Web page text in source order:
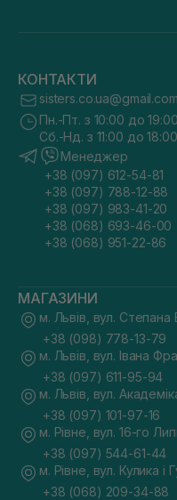
КОНТАКТИ
sisters.co.ua@gmail.com
Пн.-Пт. з 10:00 до 19:00
Сб.-Нд. з 11:00 до 18:00
Менеджер
+38 (097) 612-54-81
+38 (097) 788-12-88
+38 (097) 983-41-20
+38 (068) 693-46-00
+38 (068) 951-22-86
МАГАЗИНИ
м. Львів, вул.
+38 (098) 778-13-79
м. Львів, вул. Івана
+38 (097) 611-95-94
м. Львів, вул.
+38 (097) 101-97-16
м. Рівне, вул. 16-го
+38 (097) 544-61-44
м. Рівне, вул. Кулика
+38 (068) 209-34-88